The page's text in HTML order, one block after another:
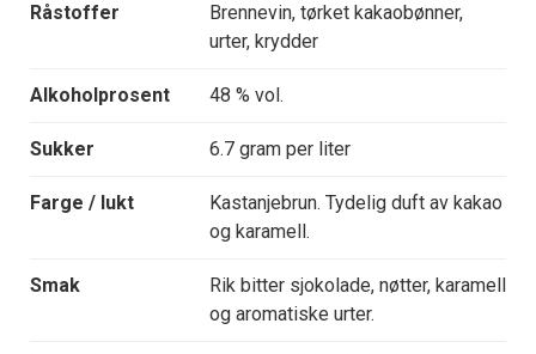
Råstoffer
Brennevin, tørket kakaobønner,
urter, krydder
Alkoholprosent 48 % vol.
Sukker 6.7 gram per liter
Farge / lukt
Kastanjebrun. Tydelig duft av kakao
og karamell.
Smak
Rik bitter sjokolade, nøtter, karamell
og aromatiske urter.